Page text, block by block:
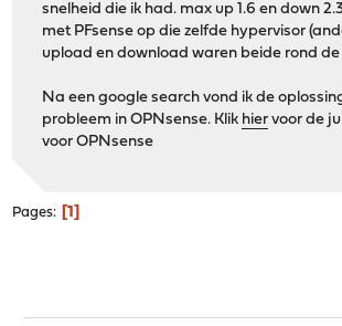
snelheid die ik had. max up 1.6 en down
met PFsense op die zelfde hypervisor
upload en download waren beide rond
Na een google search vond ik de
probleem in OPNsense. Klik hier voor de
voor OPNsense
Pages 1